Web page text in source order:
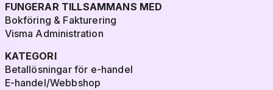
FUNGERAR TILLSAMMANS MED
Bokföring & Fakturering
Visma Administration
KATEGORI
Betallösningar för e-handel
E-handel/Webbshop